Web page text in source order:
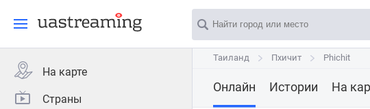
На карте
Страны
Таиланд Пхичит Phichit
Таиланд Пхичит Phichit
Онлайн Истории На